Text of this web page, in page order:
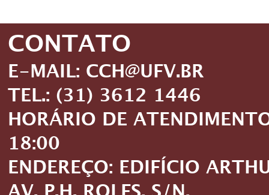
CONTATO
E-MAIL: CCH@UFV.BR
TEL.: (31) 3612 1446
HORÁRIO DE
18:00
ENDEREÇO: EDIFÍCIO